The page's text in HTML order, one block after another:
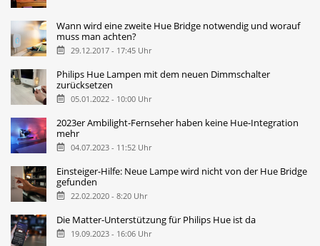
Wann wird eine zweite Hue Bridge notwendig und worauf
muss man achten?
29.12.2017 - 17:45 Uhr
Philips Hue Lampen mit dem neuen Dimmschalter
zurücksetzen
05.01.2022 - 10:00 Uhr
2023er Ambilight-Fernseher haben keine Hue-Integration
mehr
04.07.2023 - 11:52 Uhr
Einsteiger-Hilfe: Neue Lampe wird nicht von der Hue Bridge
gefunden
22.02.2020 - 8:20 Uhr
Die Matter-Unterstützung für Philips Hue ist da
19.09.2023 - 16:06 Uhr